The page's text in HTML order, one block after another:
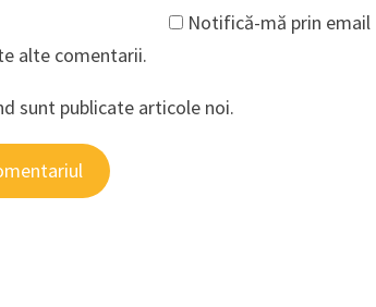
Notifică-mă prin email
alte comentarii.
sunt publicate articole noi.